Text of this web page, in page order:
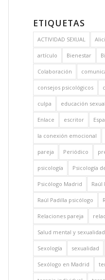
ETIQUETAS
ACTIVIDAD SEXUAL
artículo Bienestar
Colaboración
consejos psicológicos
culpa educación sexual
Enlace escritor
la conexión emocional
pareja Periódico
psicología Psicología
Psicólogo Madrid Raúl
Raúl Padilla psicólogo
Relaciones pareja
Salud mental y sexualidad
Sexología sexualidad
Sexólogo en Madrid